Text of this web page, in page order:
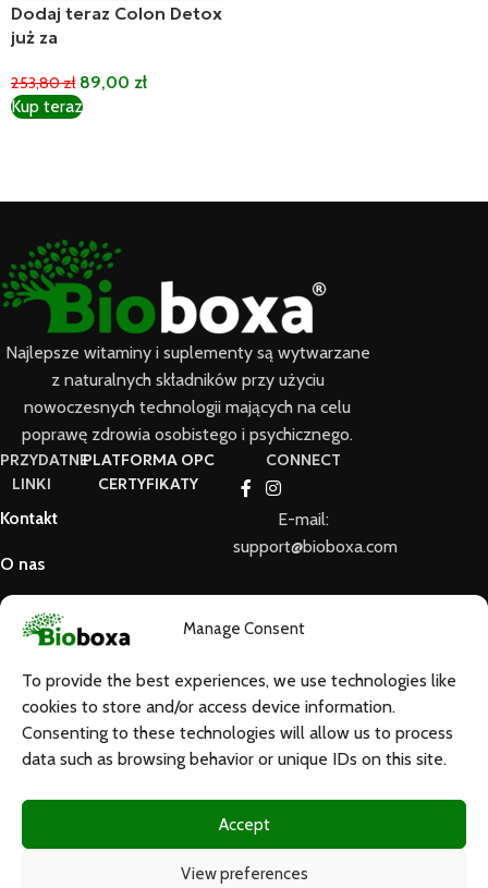
Manage Consent
To provide the best experiences, we use technologies like
cookies to store and/or access device information.
Consenting to these technologies will allow us to process
data such as browsing behavior or unique IDs on this site.
Accept
View preferences
Dodaj teraz Colon Detox
już za
253,80zł 89,00 zł
Kup teraz
Najlepsze witaminy i suplementy są wytwarzane
z naturalnych składników przy użyciu
nowoczesnych technologii mających na celu
poprawę zdrowia osobistego i psychicznego.
PRZYDATNE
LINKI
Kontakt
O nas
FAQ
Zasady i
warunki
RODO
Polityka
PLATFORMA OPC
CERTYFIKATY
CONNECT
E-mail:
support@bioboxa.com
BioBoxa© 2026. Wszelkie prawa zastrzeżone.